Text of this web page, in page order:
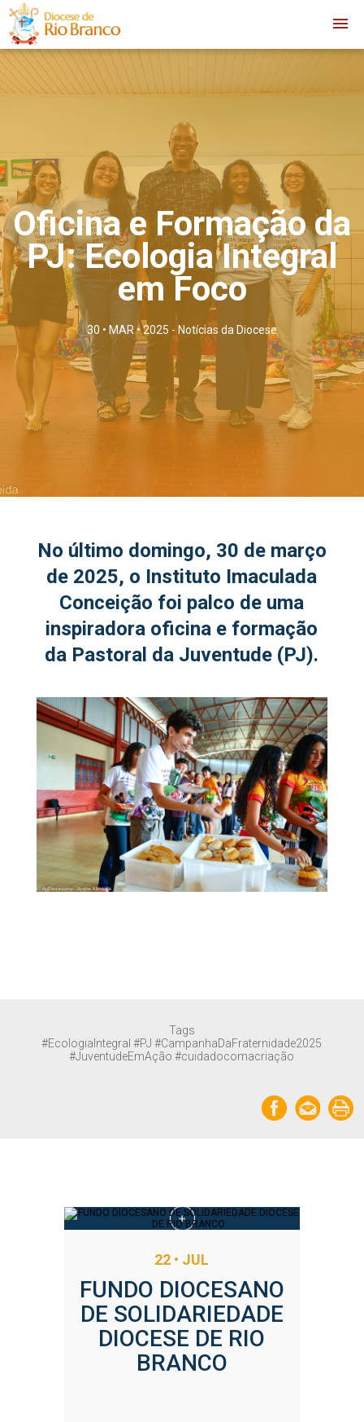
Oficina e Formação da
PJ: Ecologia Integral
em Foco
30 • MAR • 2025 - Notícias da Diocese
No último domingo, 30 de março
de 2025, o Instituto Imaculada
Conceição foi palco de uma
inspiradora oficina e formação
da Pastoral da Juventude (PJ).
Tags
#EcologiaIntegral #PJ #CampanhaDaFraternidade2025
#JuventudeEmAção #cuidadocomacriação
Notícias relacionadas
22 • JUL
FUNDO DIOCESANO
DE SOLIDARIEDADE
DIOCESE DE RIO
BRANCO